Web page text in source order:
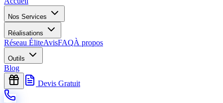
Nos Services
Réalisations
Réseau ÉliteAvisFAQÀ propos
Outils
Blog
Devis Gratuit